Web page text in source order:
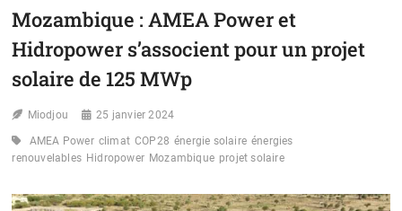
MILLIONS
PERSONNES
DANGER
FAMINE
D’ICI
Mozambique : AMEA Power et
Hidropower s’associent pour un projet
solaire de 125 MWp
Miodjou 25 janvier 2024
AMEA Power climat COP28 énergie solaire énergies
renouvelables Hidropower Mozambique projet solaire